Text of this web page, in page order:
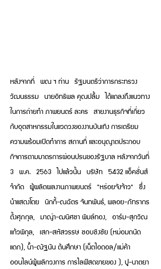
หลังจากที่ พณ ฯ ท่าน รัฐมนตรีว่าการกระทรวง
วัฒนธรรม นายอิทธิพล คุณปลื้ม ได้แถลงถึงแนวทาง
ในการถ่ายทำ ภาพยนตร์ ละคร สายงานธุรกิจที่เกี่ยว
กับอุตสาหกรรมในแวดวงของงานบันเทิง การเตรียม
ความพร้อมเปิดทำการ สถานที่ และอนุญาตประกอบ
กิจการตามมาตรการผ่อนปรนของรัฐบาล หลังจากวันที่
3 พ.ค. 2563 ไปแล้วนั้น บริษัท 5432 แอ็คชั่นส์
จำกัด ผู้ผลิตผลงานภาพยนตร์ "หร่อยจังจ้าว" ซึ่ง
นำแสดงโดย นิกกี้-ณฉัตร จันทพันธ์, พลอย-ภัทรากร
ตั้งศุภกุล, มาญ่า-ฌนิศชา พิมล์ทอง, อาร์ม-สุกวิณ
แก้วพิกุล, เสก-สหัสวรรษ ชอบชิงชัย (หม่อมถนัด
แดก), น้ำ-ณัฐนัน ต้นศึกษา (เน็ตไอดอล/แม่ค้า
ออนไลน์ผู้พลิกวงการ การไลฟ์สดขายของ ), ปู-นาตยา